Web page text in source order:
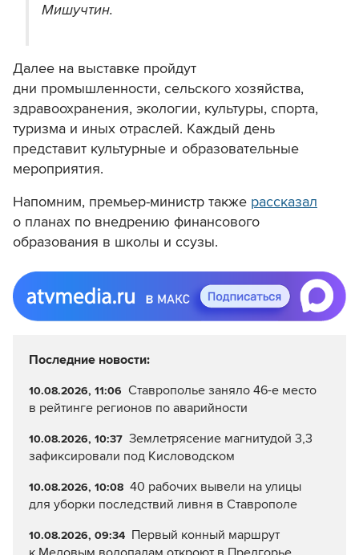
Мишучтин.
Далее на выставке пройдут
дни промышленности, сельского хозяйства,
здравоохранения, экологии, культуры, спорта,
туризма и иных отраслей. Каждый день
представит культурные и образовательные
мероприятия.
Напомним, премьер-министр также рассказал
о планах по внедрению финансового
образования в школы и ссузы.
Последние новости:
10.08.2026, 11:06 Ставрополье заняло 46-е место
в рейтинге регионов по аварийности
10.08.2026, 10:37 Землетрясение магнитудой 3,3
зафиксировали под Кисловодском
10.08.2026, 10:08 40 рабочих вывели на улицы
для уборки последствий ливня в Ставрополе
10.08.2026, 09:34 Первый конный маршрут